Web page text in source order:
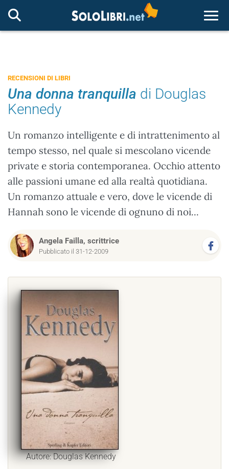
RECENSIONI DI LIBRI
Una donna tranquilla di Douglas
Kennedy
Un romanzo intelligente e di intrattenimento al
tempo stesso, nel quale si mescolano vicende
private e storia contemporanea. Occhio attento
alle passioni umane ed alla realtà quotidiana.
Un romanzo attuale e vero, dove le vicende di
Hannah sono le vicende di ognuno di noi...
Angela Failla, scrittrice
Pubblicato il 31-12-2009
Autore: Douglas Kennedy